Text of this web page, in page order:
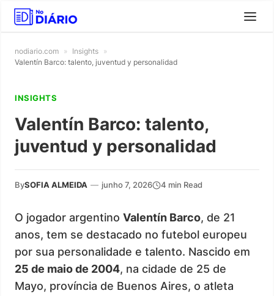
nodiario.com » Insights »
Valentín Barco: talento, juventud y personalidad
INSIGHTS
Valentín Barco: talento,
juventud y personalidad
BySOFIA ALMEIDA — junho 7, 2026 4 min Read
O jogador argentino Valentín Barco, de 21
anos, tem se destacado no futebol europeu
por sua personalidade e talento. Nascido em
25 de maio de 2004, na cidade de 25 de
Mayo, província de Buenos Aires, o atleta